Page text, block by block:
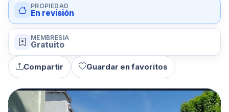
PROPIEDAD
En revisión
MEMBRESÍA
Gratuito
Compartir Guardar en favoritos